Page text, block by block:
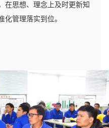
在思想、理念上及时更新知
管理落实到位。